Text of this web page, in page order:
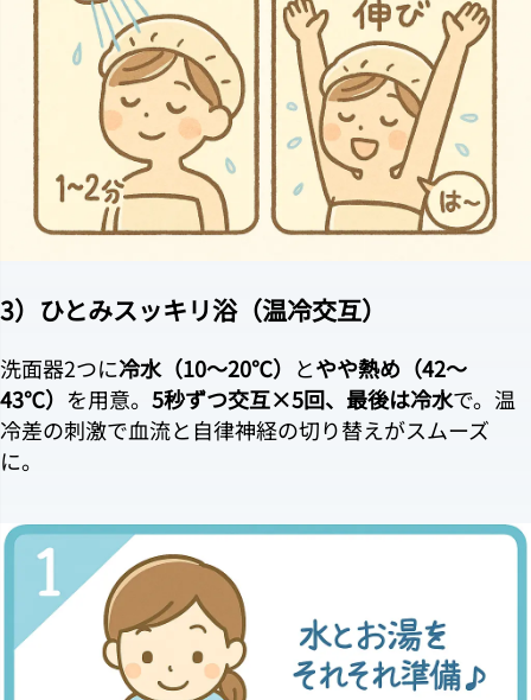
3）ひとみスッキリ浴（温冷交互）
洗面器2つに冷水（10〜20℃） とやや熱め（42〜
43℃） を用意。 5秒ずつ交互×5回、最後は冷水で。温
冷差の刺激で血流と自律神経の切り替えがスムーズ
に。